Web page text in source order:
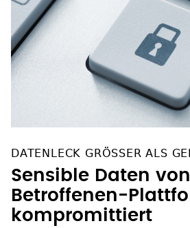
DATENLECK GRÖSSER ALS
Sensible Daten von
Betroffenen-
kompromittiert